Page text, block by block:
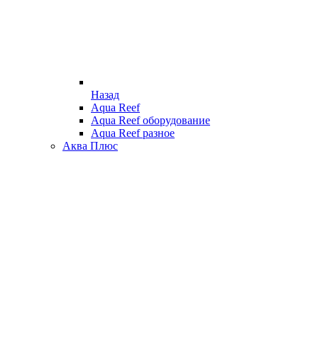
Назад
Aqua Reef
Aqua Reef оборудование
Aqua Reef разное
Аква Плюс